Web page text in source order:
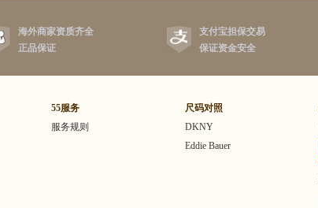
海外商家资质齐全
正品保证
支付宝担保交易
保证资金安全
55服务
服务规则
尺码对照
DKNY
Eddie Bauer